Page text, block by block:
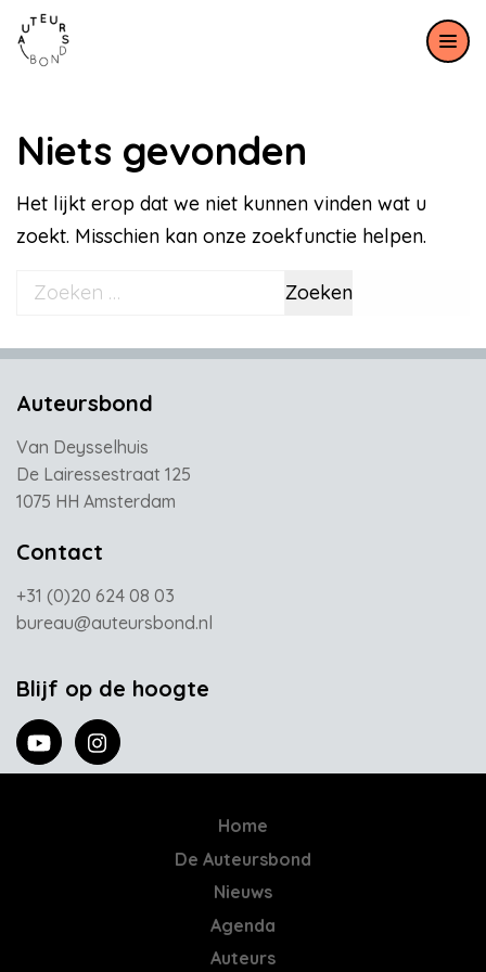
Meteen naar de content
Niets gevonden
Het lijkt erop dat we niet kunnen vinden wat u
zoekt. Misschien kan onze zoekfunctie helpen.
Zoeken naar:
Auteursbond
Van Deysselhuis
De Lairessestraat 125
1075 HH Amsterdam
Contact
+31 (0)20 624 08 03
bureau@auteursbond.nl
Blijf op de hoogte
Home
De Auteursbond
Nieuws
Agenda
Auteurs